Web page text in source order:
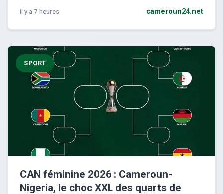
il y a 7 heures cameroun24.net
SPORT
CAN féminine 2026 : Cameroun-
Nigeria, le choc XXL des quarts de